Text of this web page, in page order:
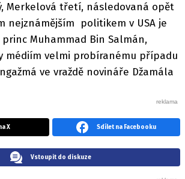
Merkelová třetí, následovaná opět
nejznámějším politikem v USA je
Muhammad Bin Salmán,
médiím velmi probíranému případu
ve vraždě novináře Džamála
X Sdílet na Facebooku
Vstoupit do diskuze